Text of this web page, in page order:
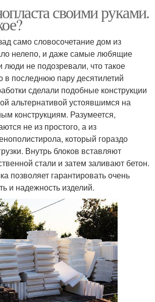
своими руками.
само словосочетание дом из
нелепо, и даже самые любящие
люди не подозревали, что такое
в последнюю пару десятилетий
сделали подобные конструкции
альтернативой устоявшимся на
конструкциям. Разумеется,
не из простого, а из
который гораздо
Внутрь блоков вставляют
стали и затем заливают бетон.
позволяет гарантировать очень
и надежность изделий.